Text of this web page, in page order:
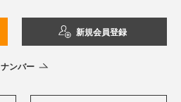
新規会員登録
ンバー